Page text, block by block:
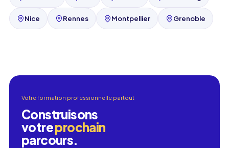
Nice Rennes Montpellier Grenoble
Votre formation professionnelle partout
Construisons
votreprochain
parcours.